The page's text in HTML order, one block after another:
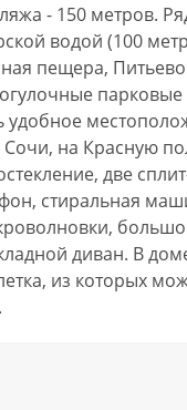
- 150 метров.
водой (100
пещера,
удобное
на Красную
две
стиральная
диван. В
из которых